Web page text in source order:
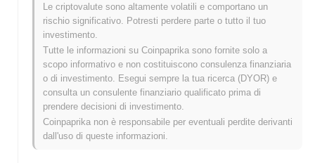
Massimo Storico (ATH):$0.001944
Minimo Storico (ATL): $0.00
MetaMaps è attualmente scambiato~99.99%al di sotto del suo
ATH .
Come si sta comportando MetaMaps rispetto al
mercato crypto più ampio?
Negli ultimi 7 giorni, MetaMaps ha guadagnato
il mercato crypto complessivo che ha registrato un calo del
Le criptovalute sono altamente volatili e comportano un
rischio significativo. Potresti perdere parte o tutto il tuo
investimento.
Tutte le informazioni su Coinpaprika sono fornite solo a
scopo informativo e non costituiscono consulenza finanziaria
o di investimento. Esegui sempre la tua ricerca (DYOR) e
consulta un consulente finanziario qualificato prima di
prendere decisioni di investimento.
Coinpaprika non è responsabile per eventuali perdite derivanti
dall'uso di queste informazioni.